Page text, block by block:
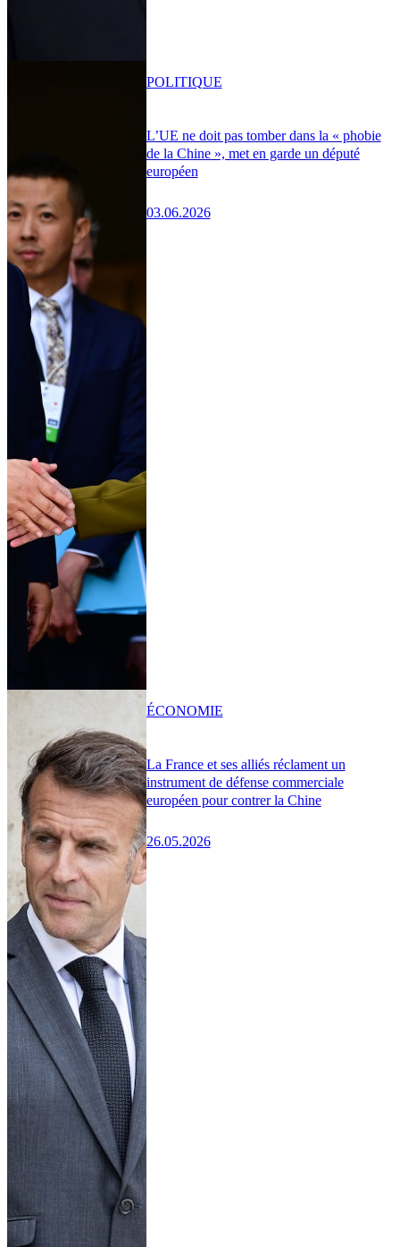
L’UE ne doit pas tomber dans la « phobie
de la Chine », met en garde un député
européen
03.06.2026
POLITIQUE
La France et ses alliés réclament un
instrument de défense commerciale
européen pour contrer la Chine
26.05.2026
ÉCONOMIE